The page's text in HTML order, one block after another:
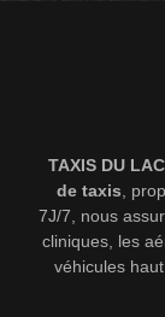
TAXIS DU
de taxis,
7J/7, nous
cliniques, les
véhicules